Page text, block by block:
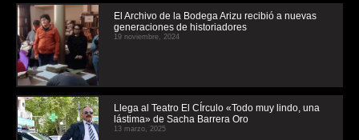
El Archivo de la Bodega Arizu recibió a nuevas
generaciones de historiadores
19 noviembre, 2024
Llega al Teatro El CÍrculo «Todo muy lindo, una
lástima» de Sacha Barrera Oro
13 marzo, 2025